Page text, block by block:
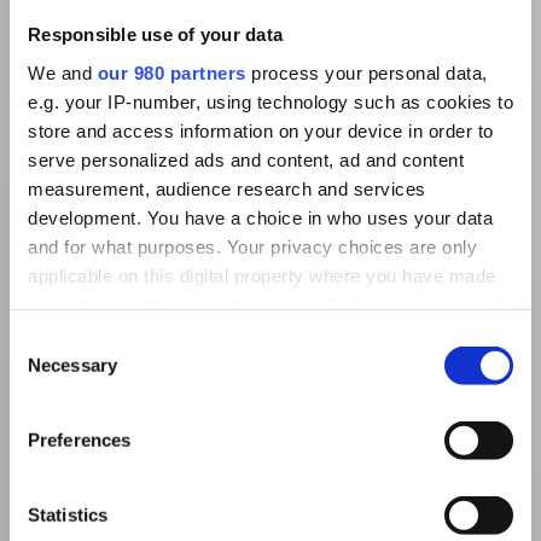
Responsible use of your data
We and our 980 partners process your personal data,
e.g. your IP-number, using technology such as cookies to
store and access information on your device in order to
serve personalized ads and content, ad and content
measurement, audience research and services
development. You have a choice in who uses your data
and for what purposes. Your privacy choices are only
applicable on this digital property where you have made
the Privacy trigger icon.
Find out more about how your personal data is processed
and set your preferences in the
We use cookies to personalise content and ads, to
provide social media features and to analyse our traffic.
Selection
Necessary
Preferences
Statistics